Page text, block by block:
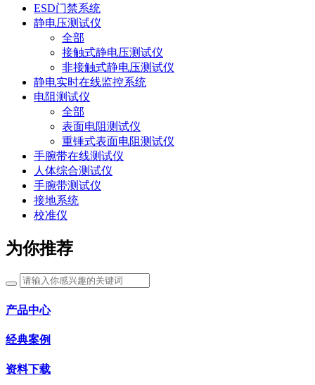
ESD门禁系统
静电压测试仪
全部
接触式静电压测试仪
非接触式静电压测试仪
静电实时在线监控系统
电阻测试仪
全部
表面电阻测试仪
重锤式表面电阻测试仪
手腕带在线测试仪
人体综合测试仪
手腕带测试仪
接地系统
校准仪
为你推荐
产品中心
经典案例
资料下载